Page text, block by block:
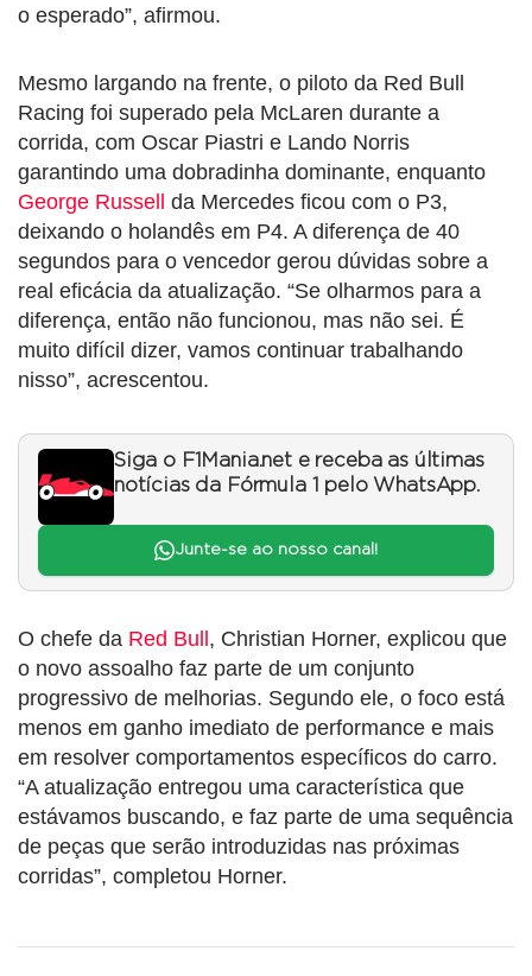
o esperado”, afirmou.
Mesmo largando na frente, o piloto da Red Bull
Racing foi superado pela McLaren durante a
corrida, com Oscar Piastri e Lando Norris
garantindo uma dobradinha dominante, enquanto
George Russell
da Mercedes ficou com o P3,
deixando o holandês em P4. A diferença de 40
segundos para o vencedor gerou dúvidas sobre a
real eficácia da atualização. “Se olharmos para a
diferença, então não funcionou, mas não sei. É
muito difícil dizer, vamos continuar trabalhando
nisso”, acrescentou.
Siga o F1Mania.net e receba as últimas
notícias da Fórmula 1 pelo WhatsApp.
Junte-se ao nosso canal!
O chefe da Red Bull, Christian Horner, explicou que
o novo assoalho faz parte de um conjunto
progressivo de melhorias. Segundo ele, o foco está
menos em ganho imediato de performance e mais
em resolver comportamentos específicos do carro.
“A atualização entregou uma característica que
estávamos buscando, e faz parte de uma sequência
de peças que serão introduzidas nas próximas
corridas”, completou Horner.